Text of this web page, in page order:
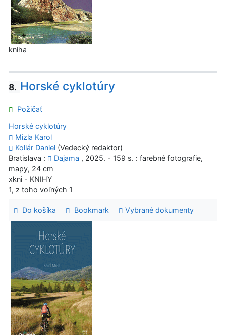
kniha
8. Horské cyklotúry
Požičať
Horské cyklotúry
Mizla Karol
Kollár Daniel (Vedecký redaktor)
Bratislava :
Dajama , 2025. - 159 s. : farebné fotografie,
mapy, 24 cm
xkni - KNIHY
1, z toho voľných 1
Do košíka Bookmark Vybrané dokumenty